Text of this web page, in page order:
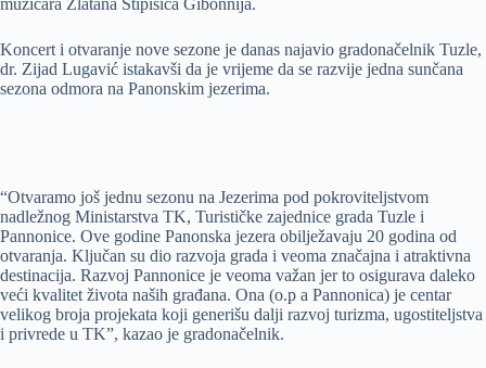
Koncert i otvaranje nove sezone je danas najavio gradonačelnik Tuzle,
dr. Zijad Lugavić istakavši da je vrijeme da se razvije jedna sunčana
sezona odmora na Panonskim jezerima.
“Otvaramo još jednu sezonu na Jezerima pod pokroviteljstvom
nadležnog Ministarstva TK, Turističke zajednice grada Tuzle i
Pannonice. Ove godine Panonska jezera obilježavaju 20 godina od
otvaranja. Ključan su dio razvoja grada i veoma značajna i atraktivna
destinacija. Razvoj Pannonice je veoma važan jer to osigurava daleko
veći kvalitet života naših građana. Ona (o.p a Pannonica) je centar
velikog broja projekata koji generišu dalji razvoj turizma, ugostiteljstva
i privrede u TK”, kazao je gradonačelnik.